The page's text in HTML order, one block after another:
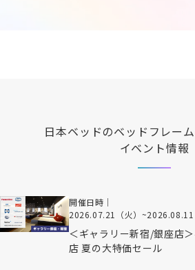
日本ベッドのベッドフレー
イベント情報
開催日時｜
2026.07.21（火） ~2026.08.11
＜ギャラリー新宿/銀座店
店 夏の大特価セール